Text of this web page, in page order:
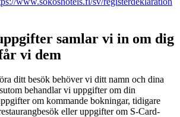
samlar vi in om dig
vi dem
ditt besök behöver vi ditt namn och dina
behandlar vi uppgifter om din
om kommande bokningar, tidigare
eller uppgifter om S-Card-